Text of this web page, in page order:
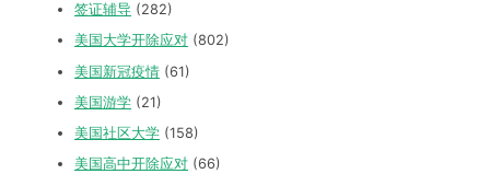
签证辅导 (282)
美国大学开除应对 (802)
美国新冠疫情 (61)
美国游学 (21)
美国社区大学 (158)
美国高中开除应对 (66)